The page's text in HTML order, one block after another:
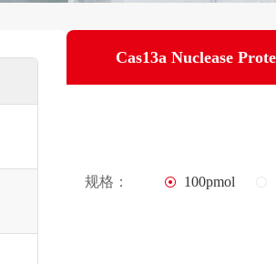
Cas13a Nuclease
规格： 100pmol